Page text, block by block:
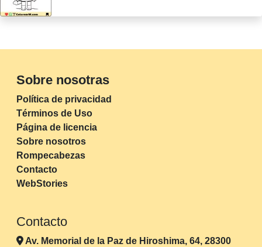
Sobre nosotras
Política de privacidad
Términos de Uso
Página de licencia
Sobre nosotros
Rompecabezas
Contacto
WebStories
Contacto
Av. Memorial de la Paz de Hiroshima, 64, 28300